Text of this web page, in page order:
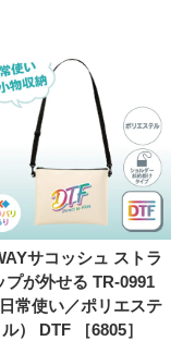
サコッシュ ストラ
プが外せる TR-0991
日常使い／ポリエステ
ル） DTF ［6805］